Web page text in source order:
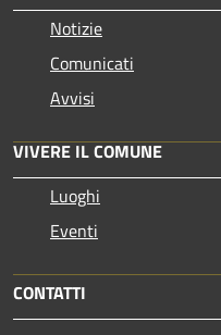
Notizie
Comunicati
Avvisi
VIVERE IL COMUNE
Luoghi
Eventi
CONTATTI